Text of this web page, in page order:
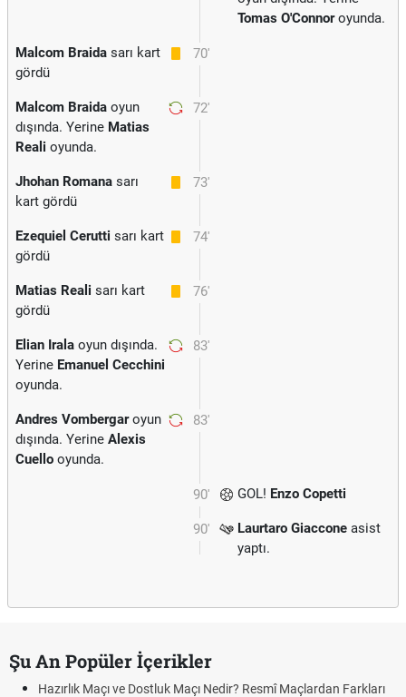
Tomas O'Connoroyunda.
70'
Malcom Braida sarı kart
gördü
72'
Malcom Braida oyun
dışında. Yerine Matias
Reali oyunda.
73'
Jhohan Romana sarı
kart gördü
74'
Ezequiel Cerutti sarı kart
gördü
76'
Matias Reali sarı kart
gördü
83'
Elian Irala oyun dışında.
Yerine Emanuel Cecchini
oyunda.
83'
Andres Vombergaroyun
dışında. Yerine Alexis
Cuello oyunda.
90' GOL! Enzo Copetti
90' Laurtaro Giaccone asist
yaptı.
Şu An Popüler İçerikler
Hazırlık Maçı ve Dostluk Maçı Nedir? Resmî Maçlardan Farkları